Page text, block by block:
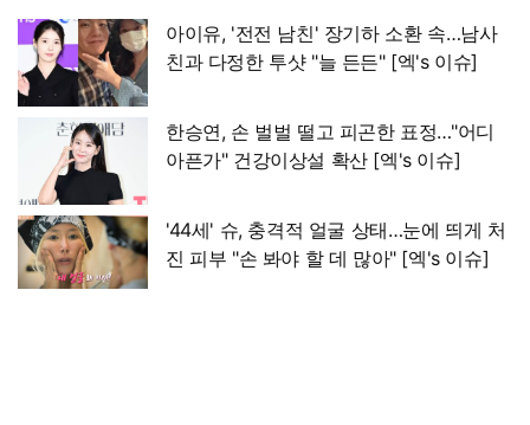
아이유, '전전 남친' 장기하 소환 속…남사
친과 다정한 투샷 "늘 든든" [엑's 이슈]
한승연, 손 벌벌 떨고 피곤한 표정…"어디
아픈가" 건강이상설 확산 [엑's 이슈]
'44세' 슈, 충격적 얼굴 상태…눈에 띄게 처
진 피부 "손 봐야 할 데 많아" [엑's 이슈]